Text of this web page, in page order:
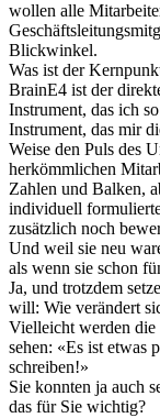
wollen alle
Blickwinkel.
Was ist der
BrainE4 ist der
Instrument, das ich
Instrument, das mir
Weise den Puls des
herkömmlichen
Zahlen und Balken,
individuell
zusätzlich noch
Und weil sie neu
als wenn sie schon
Ja, und trotzdem
will: Wie verändert
Vielleicht werden
sehen: «Es ist etwas
schreiben!»
Sie konnten ja auch
das für Sie wichtig?